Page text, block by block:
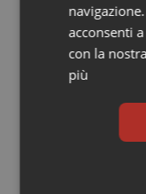
Tumore
Tumori del
Tumori
Ulcera &
Regioni
acconsenti
con la
più